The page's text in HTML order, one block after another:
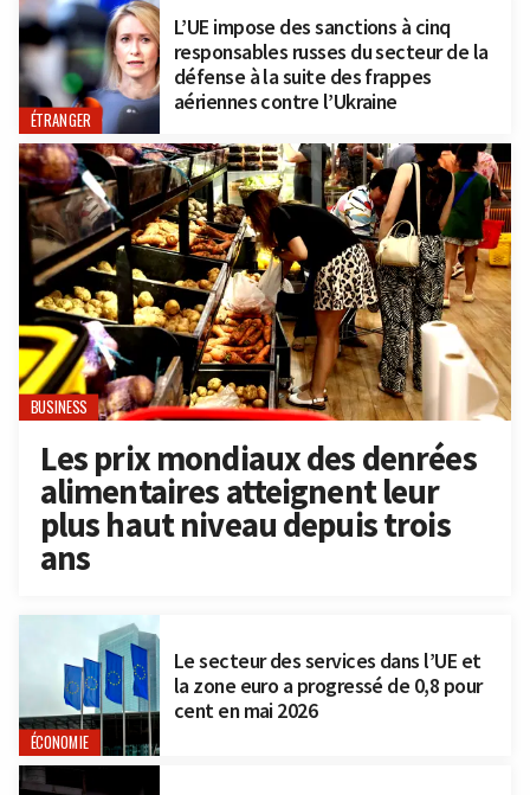
ÉTRANGER
L’UE impose des sanctions à cinq
responsables russes du secteur de la
défense à la suite des frappes
aériennes contre l’Ukraine
BUSINESS
Les prix mondiaux des denrées
alimentaires atteignent leur
plus haut niveau depuis trois
ans
ÉCONOMIE
Le secteur des services dans l’UE et
la zone euro a progressé de 0,8 pour
cent en mai 2026